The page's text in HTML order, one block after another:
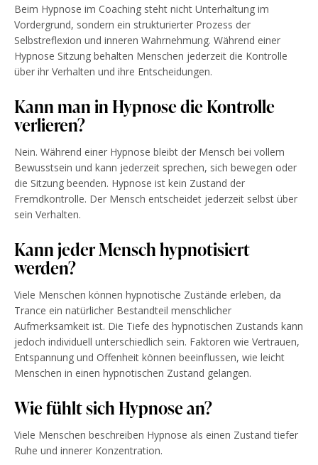
Beim Hypnose im Coaching steht nicht Unterhaltung im
Vordergrund, sondern ein strukturierter Prozess der
Selbstreflexion und inneren Wahrnehmung. Während einer
Hypnose Sitzung behalten Menschen jederzeit die Kontrolle
über ihr Verhalten und ihre Entscheidungen.
Kann man in Hypnose die Kontrolle
verlieren?
Nein. Während einer Hypnose bleibt der Mensch bei vollem
Bewusstsein und kann jederzeit sprechen, sich bewegen oder
die Sitzung beenden. Hypnose ist kein Zustand der
Fremdkontrolle. Der Mensch entscheidet jederzeit selbst über
sein Verhalten.
Kann jeder Mensch hypnotisiert
werden?
Viele Menschen können hypnotische Zustände erleben, da
Trance ein natürlicher Bestandteil menschlicher
Aufmerksamkeit ist. Die Tiefe des hypnotischen Zustands kann
jedoch individuell unterschiedlich sein. Faktoren wie Vertrauen,
Entspannung und Offenheit können beeinflussen, wie leicht
Menschen in einen hypnotischen Zustand gelangen.
Wie fühlt sich Hypnose an?
Viele Menschen beschreiben Hypnose als einen Zustand tiefer
Ruhe und innerer Konzentration.